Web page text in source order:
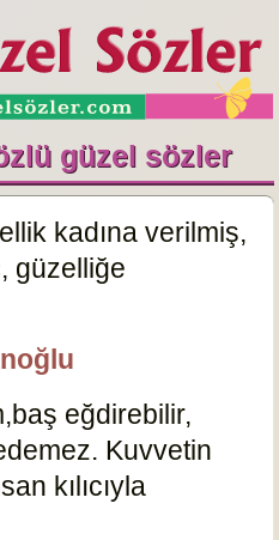
güzel sözler
kadına verilmiş,
güzelliğe
eğdirebilir,
Kuvvetin
kılıcıyla